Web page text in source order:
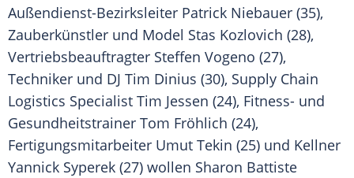
Außendienst-Bezirksleiter Patrick Niebauer (35),
Zauberkünstler und Model Stas Kozlovich (28),
Vertriebsbeauftragter Steffen Vogeno (27),
Techniker und DJ Tim Dinius (30), Supply Chain
Logistics Specialist Tim Jessen (24), Fitness- und
Gesundheitstrainer Tom Fröhlich (24),
Fertigungsmitarbeiter Umut Tekin (25) und Kellner
Yannick Syperek (27) wollen Sharon Battiste